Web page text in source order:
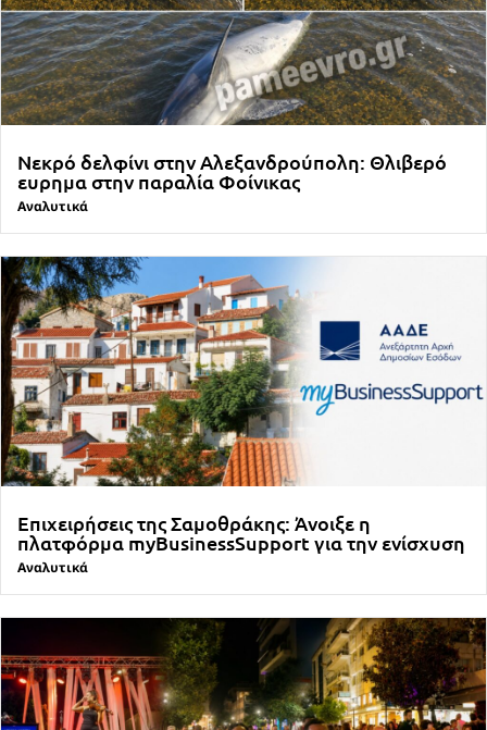
Νεκρό δελφίνι στην Αλεξανδρούπολη: Θλιβερό
ευρημα στην παραλία Φοίνικας
Αναλυτικά
Επιχειρήσεις της Σαμοθράκης: Άνοιξε η
πλατφόρμα myBusinessSupport για την ενίσχυση
Αναλυτικά